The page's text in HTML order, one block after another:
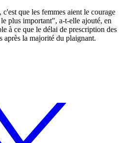
que les femmes aient le courage
plus important", a-t-elle ajouté, en
à ce que le délai de prescription des
après la majorité du plaignant.